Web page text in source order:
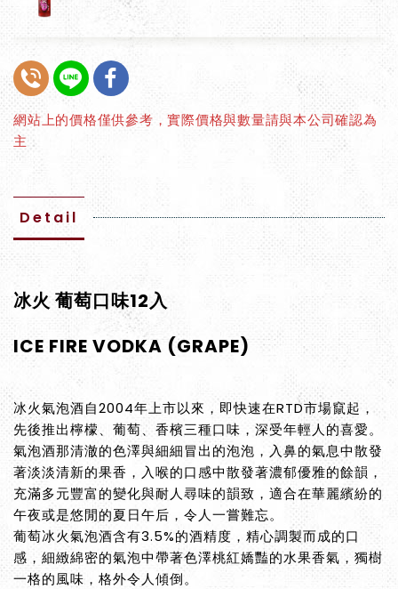
網站上的價格僅供參考，實際價格與數量請與本公司確認為
主
Detail
冰火 葡萄口味12入
ICE FIRE VODKA (GRAPE)
冰火氣泡酒自2004年上市以來，即快速在RTD市場竄起，
先後推出檸檬、葡萄、香檳三種口味，深受年輕人的喜愛。
氣泡酒那清澈的色澤與細細冒出的泡泡，入鼻的氣息中散發
著淡淡清新的果香，入喉的口感中散發著濃郁優雅的餘韻，
充滿多元豐富的變化與耐人尋味的韻致，適合在華麗繽紛的
午夜或是悠閒的夏日午后，令人一嘗難忘。
葡萄冰火氣泡酒含有3.5%的酒精度，精心調製而成的口
感，細緻綿密的氣泡中帶著色澤桃紅嬌豔的水果香氣，獨樹
一格的風味，格外令人傾倒。